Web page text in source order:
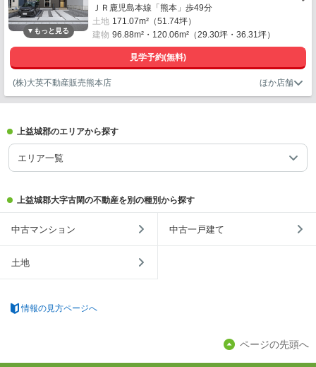
ＪＲ鹿児島本線「熊本」歩49分
土地 171.07m²（51.74坪）
建物 96.88m²・120.06m²（29.30坪・36.31坪）
見学予約(無料)
(株)大英不動産販売熊本店
上益城郡のエリアから探す
エリア一覧
上益城郡大字古閑の不動産を別の種別から探す
中古マンション 中古一戸建て
土地
情報の見方ページへ
ページの先頭へ